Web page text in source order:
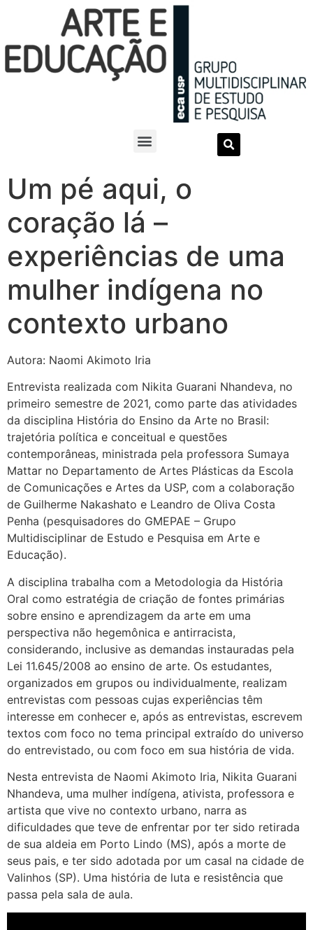
Um pé aqui, o
coração lá –
experiências de uma
mulher indígena no
contexto urbano
Autora: Naomi Akimoto Iria
Entrevista realizada com Nikita Guarani Nhandeva, no
primeiro semestre de 2021, como parte das atividades
da disciplina História do Ensino da Arte no Brasil:
trajetória política e conceitual e questões
contemporâneas, ministrada pela professora Sumaya
Mattar no Departamento de Artes Plásticas da Escola
de Comunicações e Artes da USP, com a colaboração
de Guilherme Nakashato e Leandro de Oliva Costa
Penha (pesquisadores do GMEPAE – Grupo
Multidisciplinar de Estudo e Pesquisa em Arte e
Educação).
A disciplina trabalha com a Metodologia da História
Oral como estratégia de criação de fontes primárias
sobre ensino e aprendizagem da arte em uma
perspectiva não hegemônica e antirracista,
considerando, inclusive as demandas instauradas pela
Lei 11.645/2008 ao ensino de arte. Os estudantes,
organizados em grupos ou individualmente, realizam
entrevistas com pessoas cujas experiências têm
interesse em conhecer e, após as entrevistas, escrevem
textos com foco no tema principal extraído do universo
do entrevistado, ou com foco em sua história de vida.
Nesta entrevista de Naomi Akimoto Iria, Nikita Guarani
Nhandeva, uma mulher indígena, ativista, professora e
artista que vive no contexto urbano, narra as
dificuldades que teve de enfrentar por ter sido retirada
de sua aldeia em Porto Lindo (MS), após a morte de
seus pais, e ter sido adotada por um casal na cidade de
Valinhos (SP). Uma história de luta e resistência que
passa pela sala de aula.